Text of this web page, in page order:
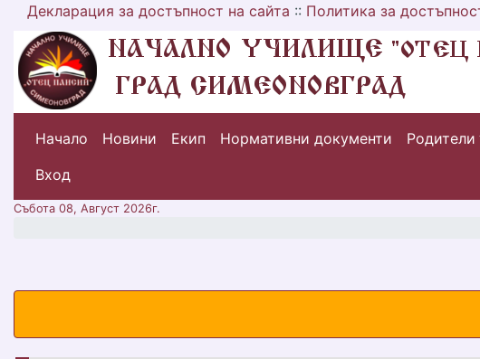
Декларация за достъпност на сайта :: Политика за
меню горно
Начало Новини Екип Нормативни документи Родители
Вход
Събота 08, Август 2026г.